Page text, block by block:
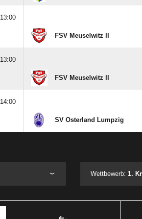
13:00
FSV Meuselwitz II
13:00
FSV Meuselwitz II
14:00
SV Osterland Lumpzig
Wettbewerb:1.